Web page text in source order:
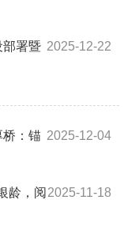
2025-12-22
部署暨
2025-12-04
桥：锚
2025-11-18
龄，阅